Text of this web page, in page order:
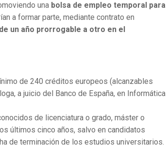
una bolsa de empleo temporal para
a formar parte, mediante contrato en
un año prorrogable a otro en el
de 240 créditos europeos (alcanzables
a juicio del Banco de España, en Informática
de licenciatura o grado, máster o
últimos cinco años, salvo en candidatos
de terminación de los estudios universitarios.